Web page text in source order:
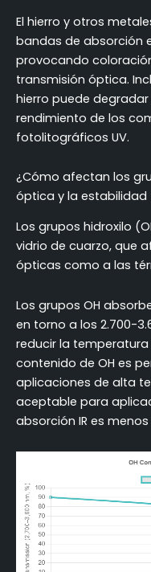
El hierro y otros
bandas de absorción
provocando
transmisión óptica.
hierro puede
rendimiento de los
fotolitográficos UV.
¿Cómo afectan los
óptica y la estabilidad
Los grupos hidroxilo
vidrio de cuarzo, que
ópticas como a las
Los grupos OH
en torno a los 2.700-
reducir la
contenido de OH es
aplicaciones de alta
aceptable para
absorción IR es